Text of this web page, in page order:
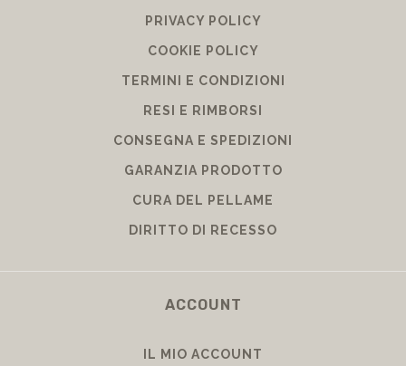
PRIVACY POLICY
COOKIE POLICY
TERMINI E CONDIZIONI
RESI E RIMBORSI
CONSEGNA E SPEDIZIONI
GARANZIA PRODOTTO
CURA DEL PELLAME
DIRITTO DI RECESSO
ACCOUNT
IL MIO ACCOUNT